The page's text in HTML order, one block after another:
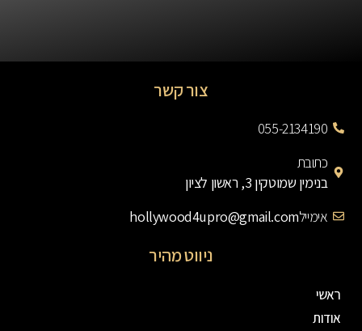
צור קשר
055-2134190
כתובת
בנימין שמוטקין 3, ראשון לציון
אימיילhollywood4upro@gmail.com
ניווט מהיר
ראשי
אודות